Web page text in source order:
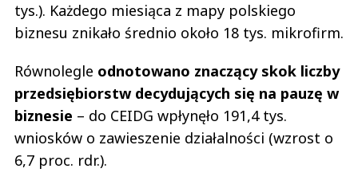
tys.). Każdego miesiąca z mapy polskiego
biznesu znikało średnio około 18 tys. mikrofirm.
Równolegle odnotowano znaczący skok liczby
przedsiębiorstw decydujących się na pauzę w
biznesie – do CEIDG wpłynęło 191,4 tys.
wniosków o zawieszenie działalności (wzrost o
6,7 proc. rdr.).